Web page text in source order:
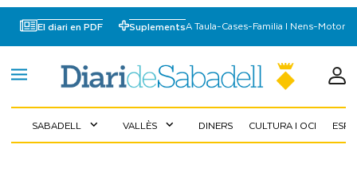
El diari en PDF SuplementsA Taula-Cases-Familia I Nens-Motor
SABADELL expand_more VALLÈS expand_more DINERS CULTURA I OCI